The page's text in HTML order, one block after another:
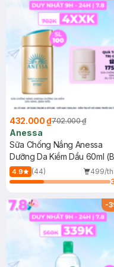
432.000 ₫702.000 ₫
Anessa
Sữa Chống Nắng Anessa
Dưỡng Da Kiềm Dầu 60ml
Mới)
4.9 (44)
499/
-